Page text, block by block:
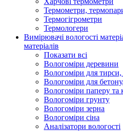
Термометри,
Термогігрометри
Термологери
Вимірювачі вологості
матеріалів
Показати всі
Вологоміри деревини
Вологоміри для тирси,
Вологоміри для
Вологоміри паперу та
Вологоміри грунту
Вологоміри зерна
Вологоміри сіна
Аналізатори вологості